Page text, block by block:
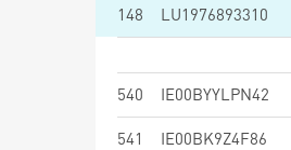
148 LU1976893310
540 IE00BYYLPN42
541 IE00BK9Z4F86